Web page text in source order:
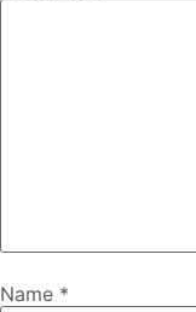
Name *